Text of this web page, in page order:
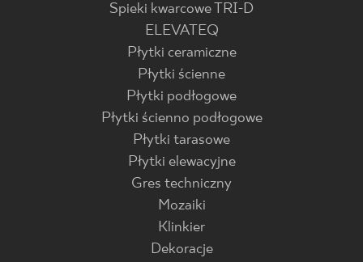
Spieki kwarcowe TRI-D
ELEVATEQ
Płytki ceramiczne
Płytki ścienne
Płytki podłogowe
Płytki ścienno podłogowe
Płytki tarasowe
Płytki elewacyjne
Gres techniczny
Mozaiki
Klinkier
Dekoracje